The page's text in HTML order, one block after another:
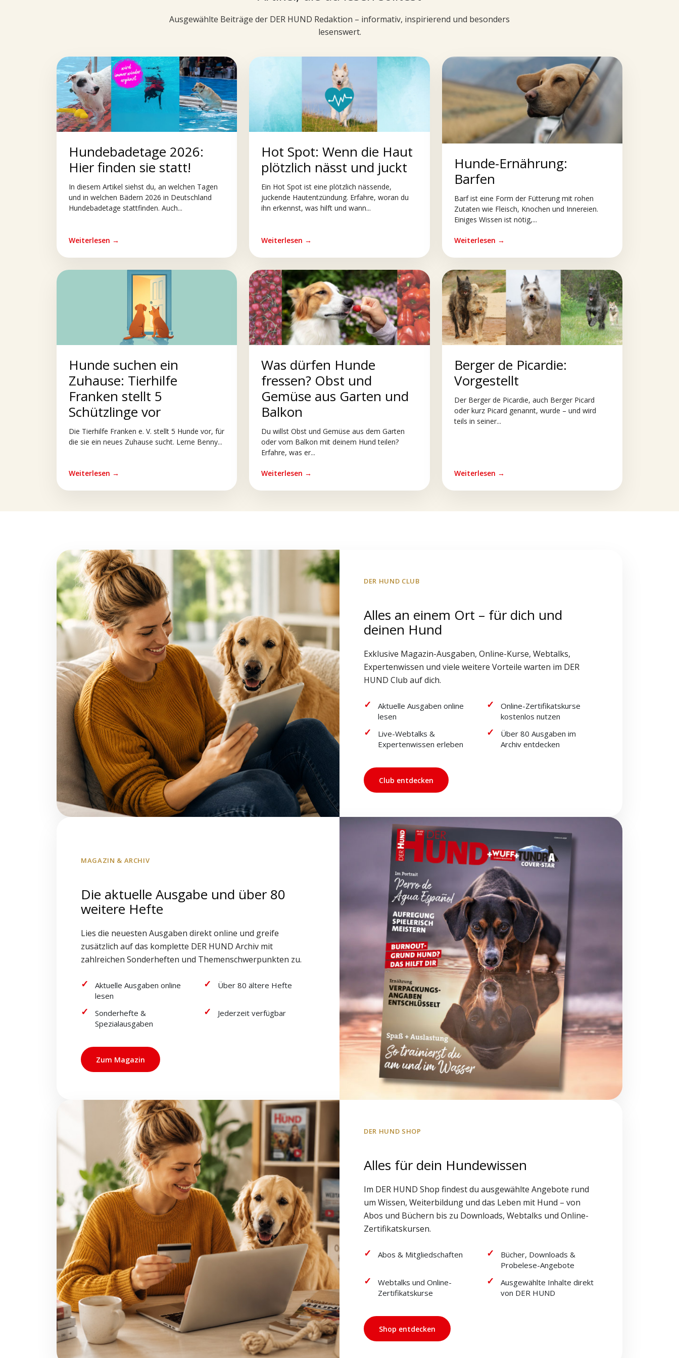
Ausgewählte Beiträge der DER HUND Redaktion – informativ, inspirierend und besonders
lesenswert.
Hundebadetage 2026:
Hier finden sie statt!
In diesem Artikel siehst du, an welchen Tagen
und in welchen Bädern 2026 in Deutschland
Hundebadetage stattfinden. Auch...
Weiterlesen →
Hot Spot: Wenn die Haut
plötzlich nässt und juckt
Ein Hot Spot ist eine plötzlich nässende,
juckende Hautentzündung. Erfahre, woran du
ihn erkennst, was hilft und wann...
Weiterlesen →
Hunde-Ernährung:
Barfen
Barf ist eine Form der Fütterung mit rohen
Zutaten wie Fleisch, Knochen und Innereien.
Einiges Wissen ist nötig,...
Weiterlesen →
Hunde suchen ein
Zuhause: Tierhilfe
Franken stellt 5
Schützlinge vor
Die Tierhilfe Franken e. V. stellt 5 Hunde vor, für
die sie ein neues Zuhause sucht. Lerne Benny...
Weiterlesen →
Was dürfen Hunde
fressen? Obst und
Gemüse aus Garten und
Balkon
Du willst Obst und Gemüse aus dem Garten
oder vom Balkon mit deinem Hund teilen?
Erfahre, was er...
Weiterlesen →
Berger de Picardie:
Vorgestellt
Der Berger de Picardie, auch Berger Picard
oder kurz Picard genannt, wurde – und wird
teils in seiner...
Weiterlesen →
DER HUND CLUB
Alles an einem Ort – für dich und
deinen Hund
Exklusive Magazin-Ausgaben, Online-Kurse, Webtalks,
Expertenwissen und viele weitere Vorteile warten im DER
HUND Club auf dich.
Aktuelle Ausgaben online
lesen
Online-Zertifikatskurse
kostenlos nutzen
Live-Webtalks &
Expertenwissen erleben
Über 80 Ausgaben im
Archiv entdecken
Club entdecken
MAGAZIN & ARCHIV
Die aktuelle Ausgabe und über 80
weitere Hefte
Lies die neuesten Ausgaben direkt online und greife
zusätzlich auf das komplette DER HUND Archiv mit
zahlreichen Sonderheften und Themenschwerpunkten zu.
Aktuelle Ausgaben online
lesen
Über 80 ältere Hefte
Sonderhefte &
Spezialausgaben
Jederzeit verfügbar
Zum Magazin
DER HUND SHOP
Alles für dein Hundewissen
Im DER HUND Shop findest du ausgewählte Angebote rund
um Wissen, Weiterbildung und das Leben mit Hund – von
Abos und Büchern bis zu Downloads, Webtalks und Online-
Zertifikatskursen.
Abos & Mitgliedschaften
Bücher, Downloads &
Probelese-Angebote
Webtalks und Online-
Zertifikatskurse
Ausgewählte Inhalte direkt
von DER HUND
Shop entdecken